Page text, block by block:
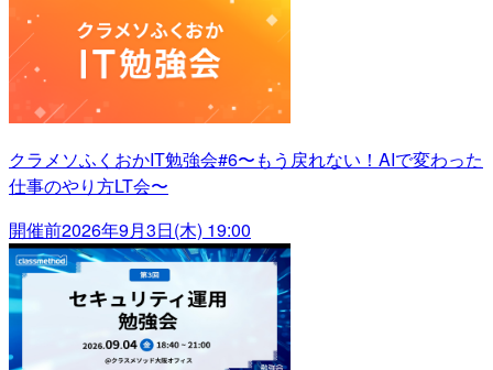
クラメソふくおかIT勉強会#6〜もう戻れない！AIで変わった
仕事のやり方LT会〜
開催前2026年9月3日(木) 19:00